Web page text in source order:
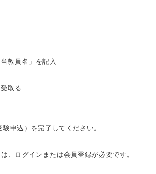
教員名」を記入
取る
申込）を完了してください。
ログインまたは会員登録が必要です。